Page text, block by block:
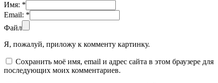
Имя: *
Email: *
Файл
Я, пожалуй, приложу к комменту картинку.
Сохранить моё имя, email и адрес сайта в этом браузере для
последующих моих комментариев.